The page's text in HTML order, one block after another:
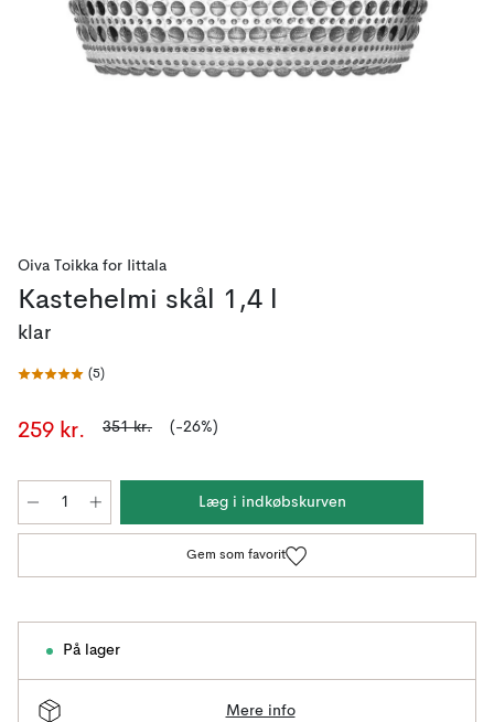
Oiva Toikka for Iittala
Kastehelmi skål 1,4 l
klar
(5)
259 kr. 351 kr. (-26%)
Læg i indkøbskurven
Gem som favorit
På lager
Mere info